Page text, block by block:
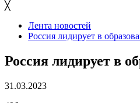
╳
Лента новостей
Россия лидирует в
Россия лидирует в
31.03.2023